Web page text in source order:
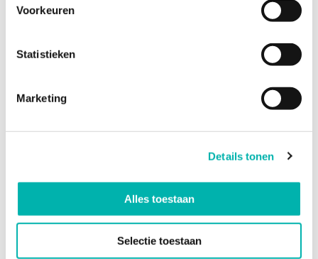
Voorkeuren
Statistieken
Marketing
Details tonen
Alles toestaan
Selectie toestaan
overheid en vakbonden voor leraren, zoals de
Er is sinds 2020 voor alle ambtenaren,
waaronder dus alle leraren, het individueel
zogenaamde ikb vind je